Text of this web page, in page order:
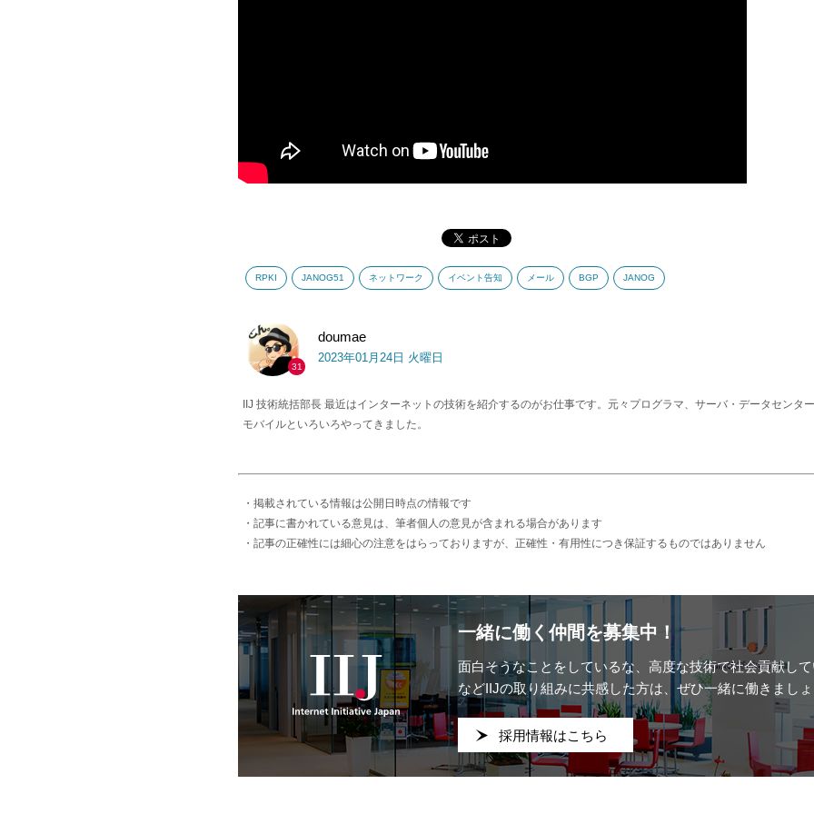
RPKI JANOG51 ネットワーク イベント告知 メール BGP JANOG
31
doumae
2023年01月24日 火曜日
IIJ 技術統括部長 最近はインターネットの技術を紹介するのがお仕事です。元々プログラマ、サーバ・データセンタ
モバイルといろいろやってきました。
・掲載されている情報は公開日時点の情報です
・記事に書かれている意見は、筆者個人の意見が含まれる場合があります
・記事の正確性には細心の注意をはらっておりますが、正確性・有用性につき保証するものではありません
一緒に働く仲間を募集中！
面白そうなことをしているな、 高度な技術で社会貢献して
などIIJの取り組みに共感した方は、ぜひ一緒に働きましょ
採用情報はこちら